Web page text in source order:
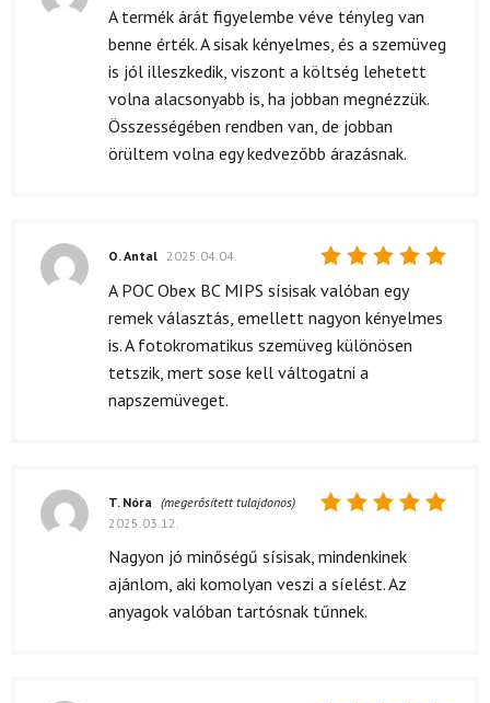
Értékelés:
/ 5
A termék árát figyelembe véve tényleg van
benne érték. A sisak kényelmes, és a szemüveg
is jól illeszkedik, viszont a költség lehetett
volna alacsonyabb is, ha jobban megnézzük.
Összességében rendben van, de jobban
örültem volna egy kedvezőbb árazásnak.
Értékelés:
O. Antal 2025.04.04.
A POC Obex BC MIPS sísisak valóban egy
remek választás, emellett nagyon kényelmes
is. A fotokromatikus szemüveg különösen
tetszik, mert sose kell váltogatni a
napszemüveget.
5/ 5
T. Nóra (megerősített tulajdonos)
2025.03.12.
Nagyon jó minőségű sísisak, mindenkinek
ajánlom, aki komolyan veszi a síelést. Az
anyagok valóban tartósnak tűnnek.